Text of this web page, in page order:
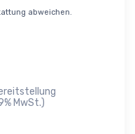
abweichen.
MwSt.)